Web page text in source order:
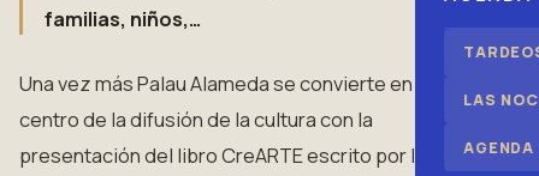
LAS
familias, niños,…
Una vez más Palau Alameda se convierte en el
centro de la difusión de la cultura con la
presentación del libro CreARTE escrito por la